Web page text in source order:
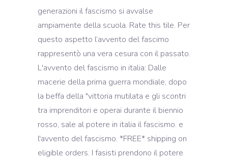
generazioni il fascismo si avvalse
ampiamente della scuola. Rate this tile. Per
questo aspetto l’avvento del fascimo
rappresentò una vera cesura con il passato.
L'avvento del fascismo in italia: Dalle
macerie della prima guerra mondiale, dopo
la beffa della "vittoria mutilata e gli scontri
tra imprenditori e operai durante il biennio
rosso, sale al potere in italia il fascismo. e
l'avvento del fascismo. *FREE* shipping on
eligible orders. I fasisti prendono il potere